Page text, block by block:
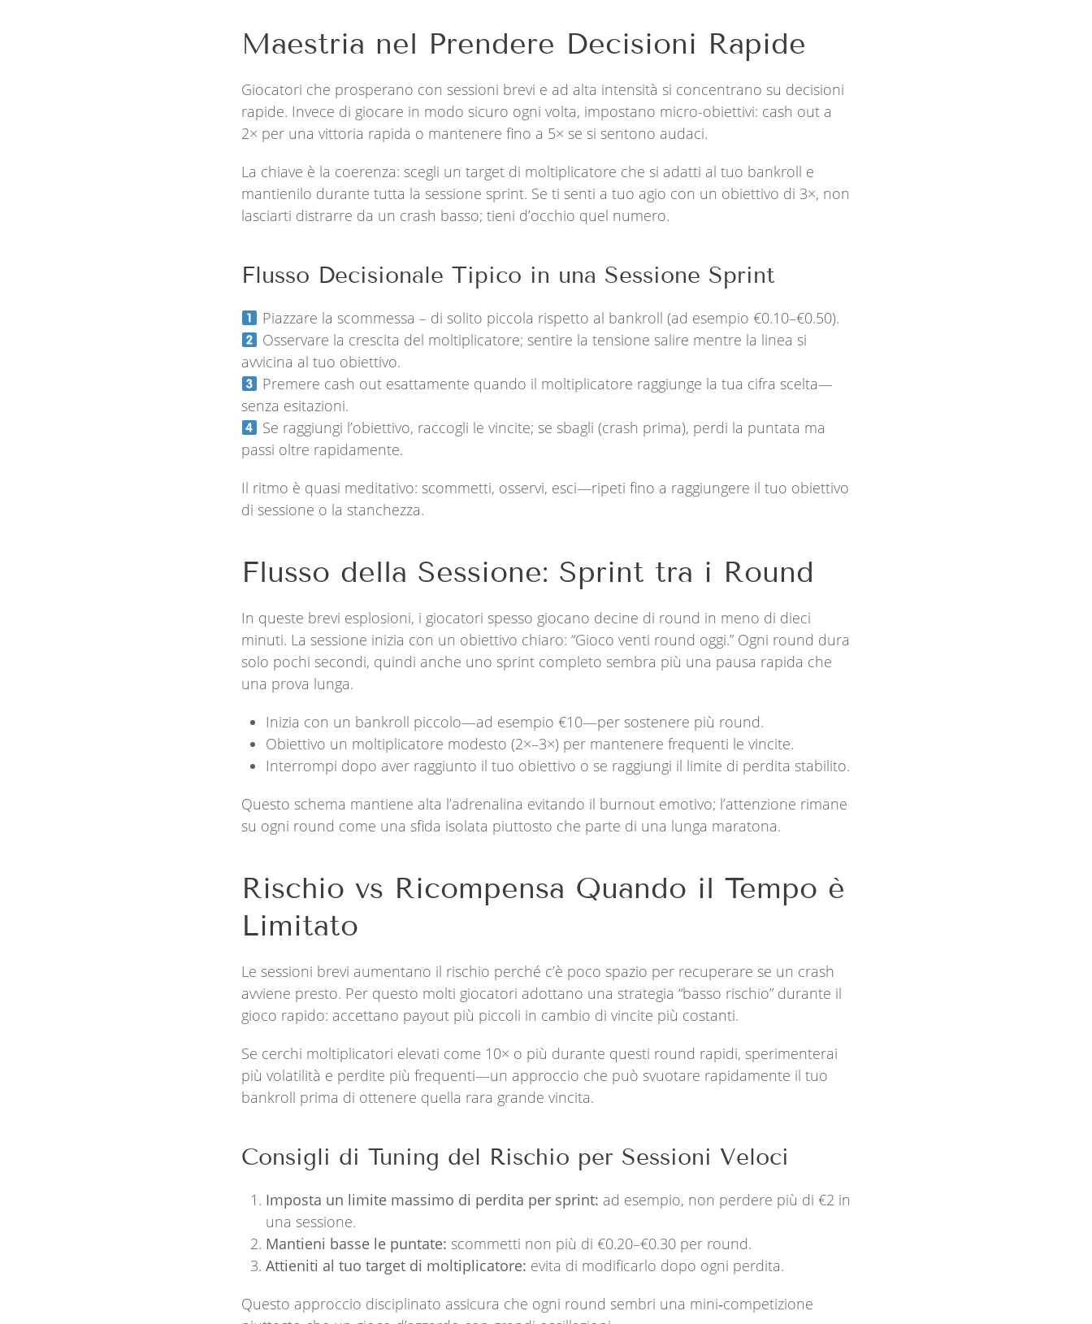
Maestria nel Prendere Decisioni Rapide
Giocatori che prosperano con sessioni brevi e ad alta intensità si concentrano su decisioni
rapide. Invece di giocare in modo sicuro ogni volta, impostano micro-obiettivi: cash out a
2× per una vittoria rapida o mantenere fino a 5× se si sentono audaci.
La chiave è la coerenza: scegli un target di moltiplicatore che si adatti al tuo bankroll e
mantienilo durante tutta la sessione sprint. Se ti senti a tuo agio con un obiettivo di 3×, non
lasciarti distrarre da un crash basso; tieni d’occhio quel numero.
Flusso Decisionale Tipico in una Sessione Sprint
Piazzare la scommessa – di solito piccola rispetto al bankroll (ad esempio €0.10–€0.50).
Osservare la crescita del moltiplicatore; sentire la tensione salire mentre la linea si
avvicina al tuo obiettivo.
Premere cash out esattamente quando il moltiplicatore raggiunge la tua cifra scelta—
senza esitazioni.
Se raggiungi l’obiettivo, raccogli le vincite; se sbagli (crash prima), perdi la puntata ma
passi oltre rapidamente.
Il ritmo è quasi meditativo: scommetti, osservi, esci—ripeti fino a raggiungere il tuo obiettivo
di sessione o la stanchezza.
Flusso della Sessione: Sprint tra i Round
In queste brevi esplosioni, i giocatori spesso giocano decine di round in meno di dieci
minuti. La sessione inizia con un obiettivo chiaro: “Gioco venti round oggi.” Ogni round dura
solo pochi secondi, quindi anche uno sprint completo sembra più una pausa rapida che
una prova lunga.
Inizia con un bankroll piccolo—ad esempio €10—per sostenere più round.
Obiettivo un moltiplicatore modesto (2×–3×) per mantenere frequenti le vincite.
Interrompi dopo aver raggiunto il tuo obiettivo o se raggiungi il limite di perdita stabilito.
Questo schema mantiene alta l’adrenalina evitando il burnout emotivo; l’attenzione rimane
su ogni round come una sfida isolata piuttosto che parte di una lunga maratona.
Rischio vs Ricompensa Quando il Tempo è
Limitato
Le sessioni brevi aumentano il rischio perché c’è poco spazio per recuperare se un crash
avviene presto. Per questo molti giocatori adottano una strategia “basso rischio” durante il
gioco rapido: accettano payout più piccoli in cambio di vincite più costanti.
Se cerchi moltiplicatori elevati come 10× o più durante questi round rapidi, sperimenterai
più volatilità e perdite più frequenti—un approccio che può svuotare rapidamente il tuo
bankroll prima di ottenere quella rara grande vincita.
Consigli di Tuning del Rischio per Sessioni Veloci
Imposta un limite massimo di perdita per sprint: ad esempio, non perdere più di €2 in
una sessione.
Mantieni basse le puntate: scommetti non più di €0.20–€0.30 per round.
Attieniti al tuo target di moltiplicatore: evita di modificarlo dopo ogni perdita.
Questo approccio disciplinato assicura che ogni round sembri una mini‑competizione